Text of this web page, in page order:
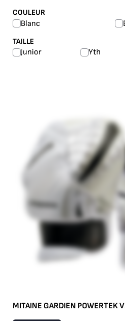
COULEUR
Blanc
TAILLE
Junior Yth
MITAINE GARDIEN POWERTEK